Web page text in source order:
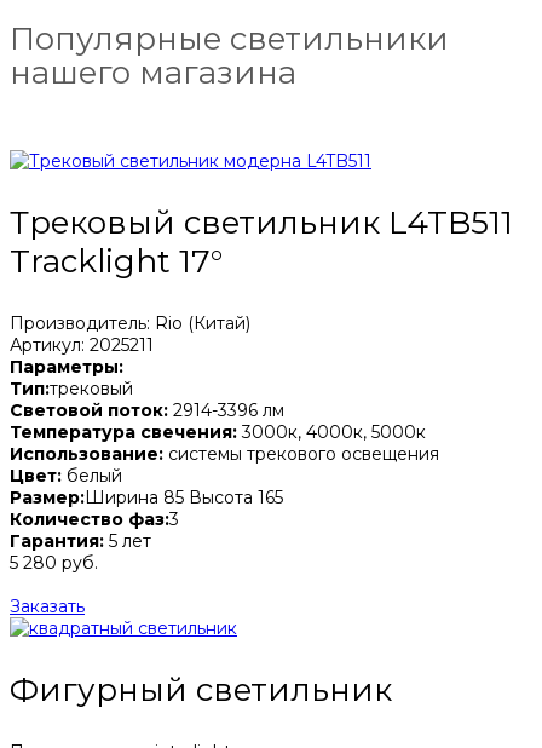
Популярные светильники
нашего магазина
Трековый светильник L4TB511
Tracklight 17°
Производитель: Rio (Китай)
Артикул: 2025211
Параметры:
Тип:трековый
Световой поток: 2914-3396 лм
Температура свечения:3000к, 4000к, 5000к
Использование: системы трекового освещения
Цвет: белый
Размер:Ширина 85 Высота 165
Количество фаз:3
Гарантия: 5 лет
5 280 руб.
Заказать
Фигурный светильник